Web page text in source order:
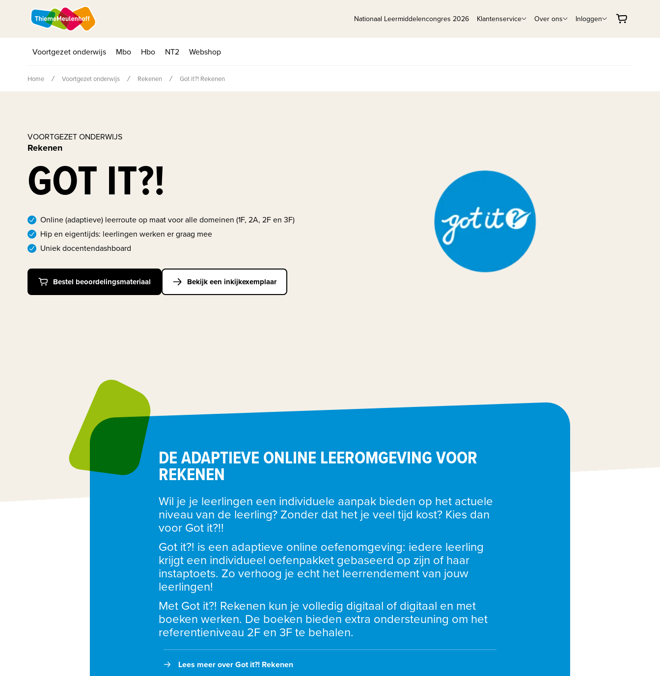
Nationaal Leermiddelencongres 2026 Klantenservice Over ons Inloggen
Voortgezet onderwijs Mbo Hbo NT2 Webshop
Home Voortgezet onderwijs Rekenen Got it?! Rekenen
VOORTGEZET ONDERWIJS
Rekenen
GOT IT?!
Online (adaptieve) leerroute op maat voor alle domeinen (1F, 2A, 2F en 3F)
Hip en eigentijds: leerlingen werken er graag mee
Uniek docentendashboard
Bestel beoordelingsmateriaal Bekijk een inkijkexemplaar
DE ADAPTIEVE ONLINE LEEROMGEVING VOOR
REKENEN
Wil je je leerlingen een individuele aanpak bieden op het actuele
niveau van de leerling? Zonder dat het je veel tijd kost? Kies dan
voor Got it?!!
Got it?! is een adaptieve online oefenomgeving: iedere leerling
krijgt een individueel oefenpakket gebaseerd op zijn of haar
instaptoets. Zo verhoog je echt het leerrendement van jouw
leerlingen!
Met Got it?! Rekenen kun je volledig digitaal of digitaal en met
boeken werken. De boeken bieden extra ondersteuning om het
referentieniveau 2F en 3F te behalen.
Lees meer over Got it?! Rekenen